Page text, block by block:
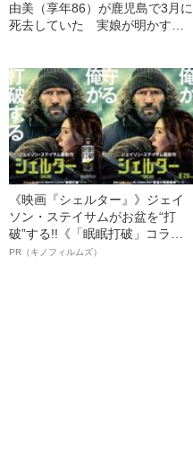
由美（享年86）が鹿児島で3月に
死去していた 実娘が明かす
《映画『シェルター』》ジェイ
ソン・ステイサムがお盆を“打
破”する!!《「眠眠打破」コラ
ボ》
PR（キノフィルムズ）